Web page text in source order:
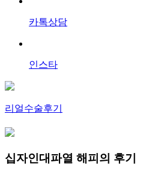
카톡상담
인스타
리얼수술후기
십자인대파열 해피의 후기